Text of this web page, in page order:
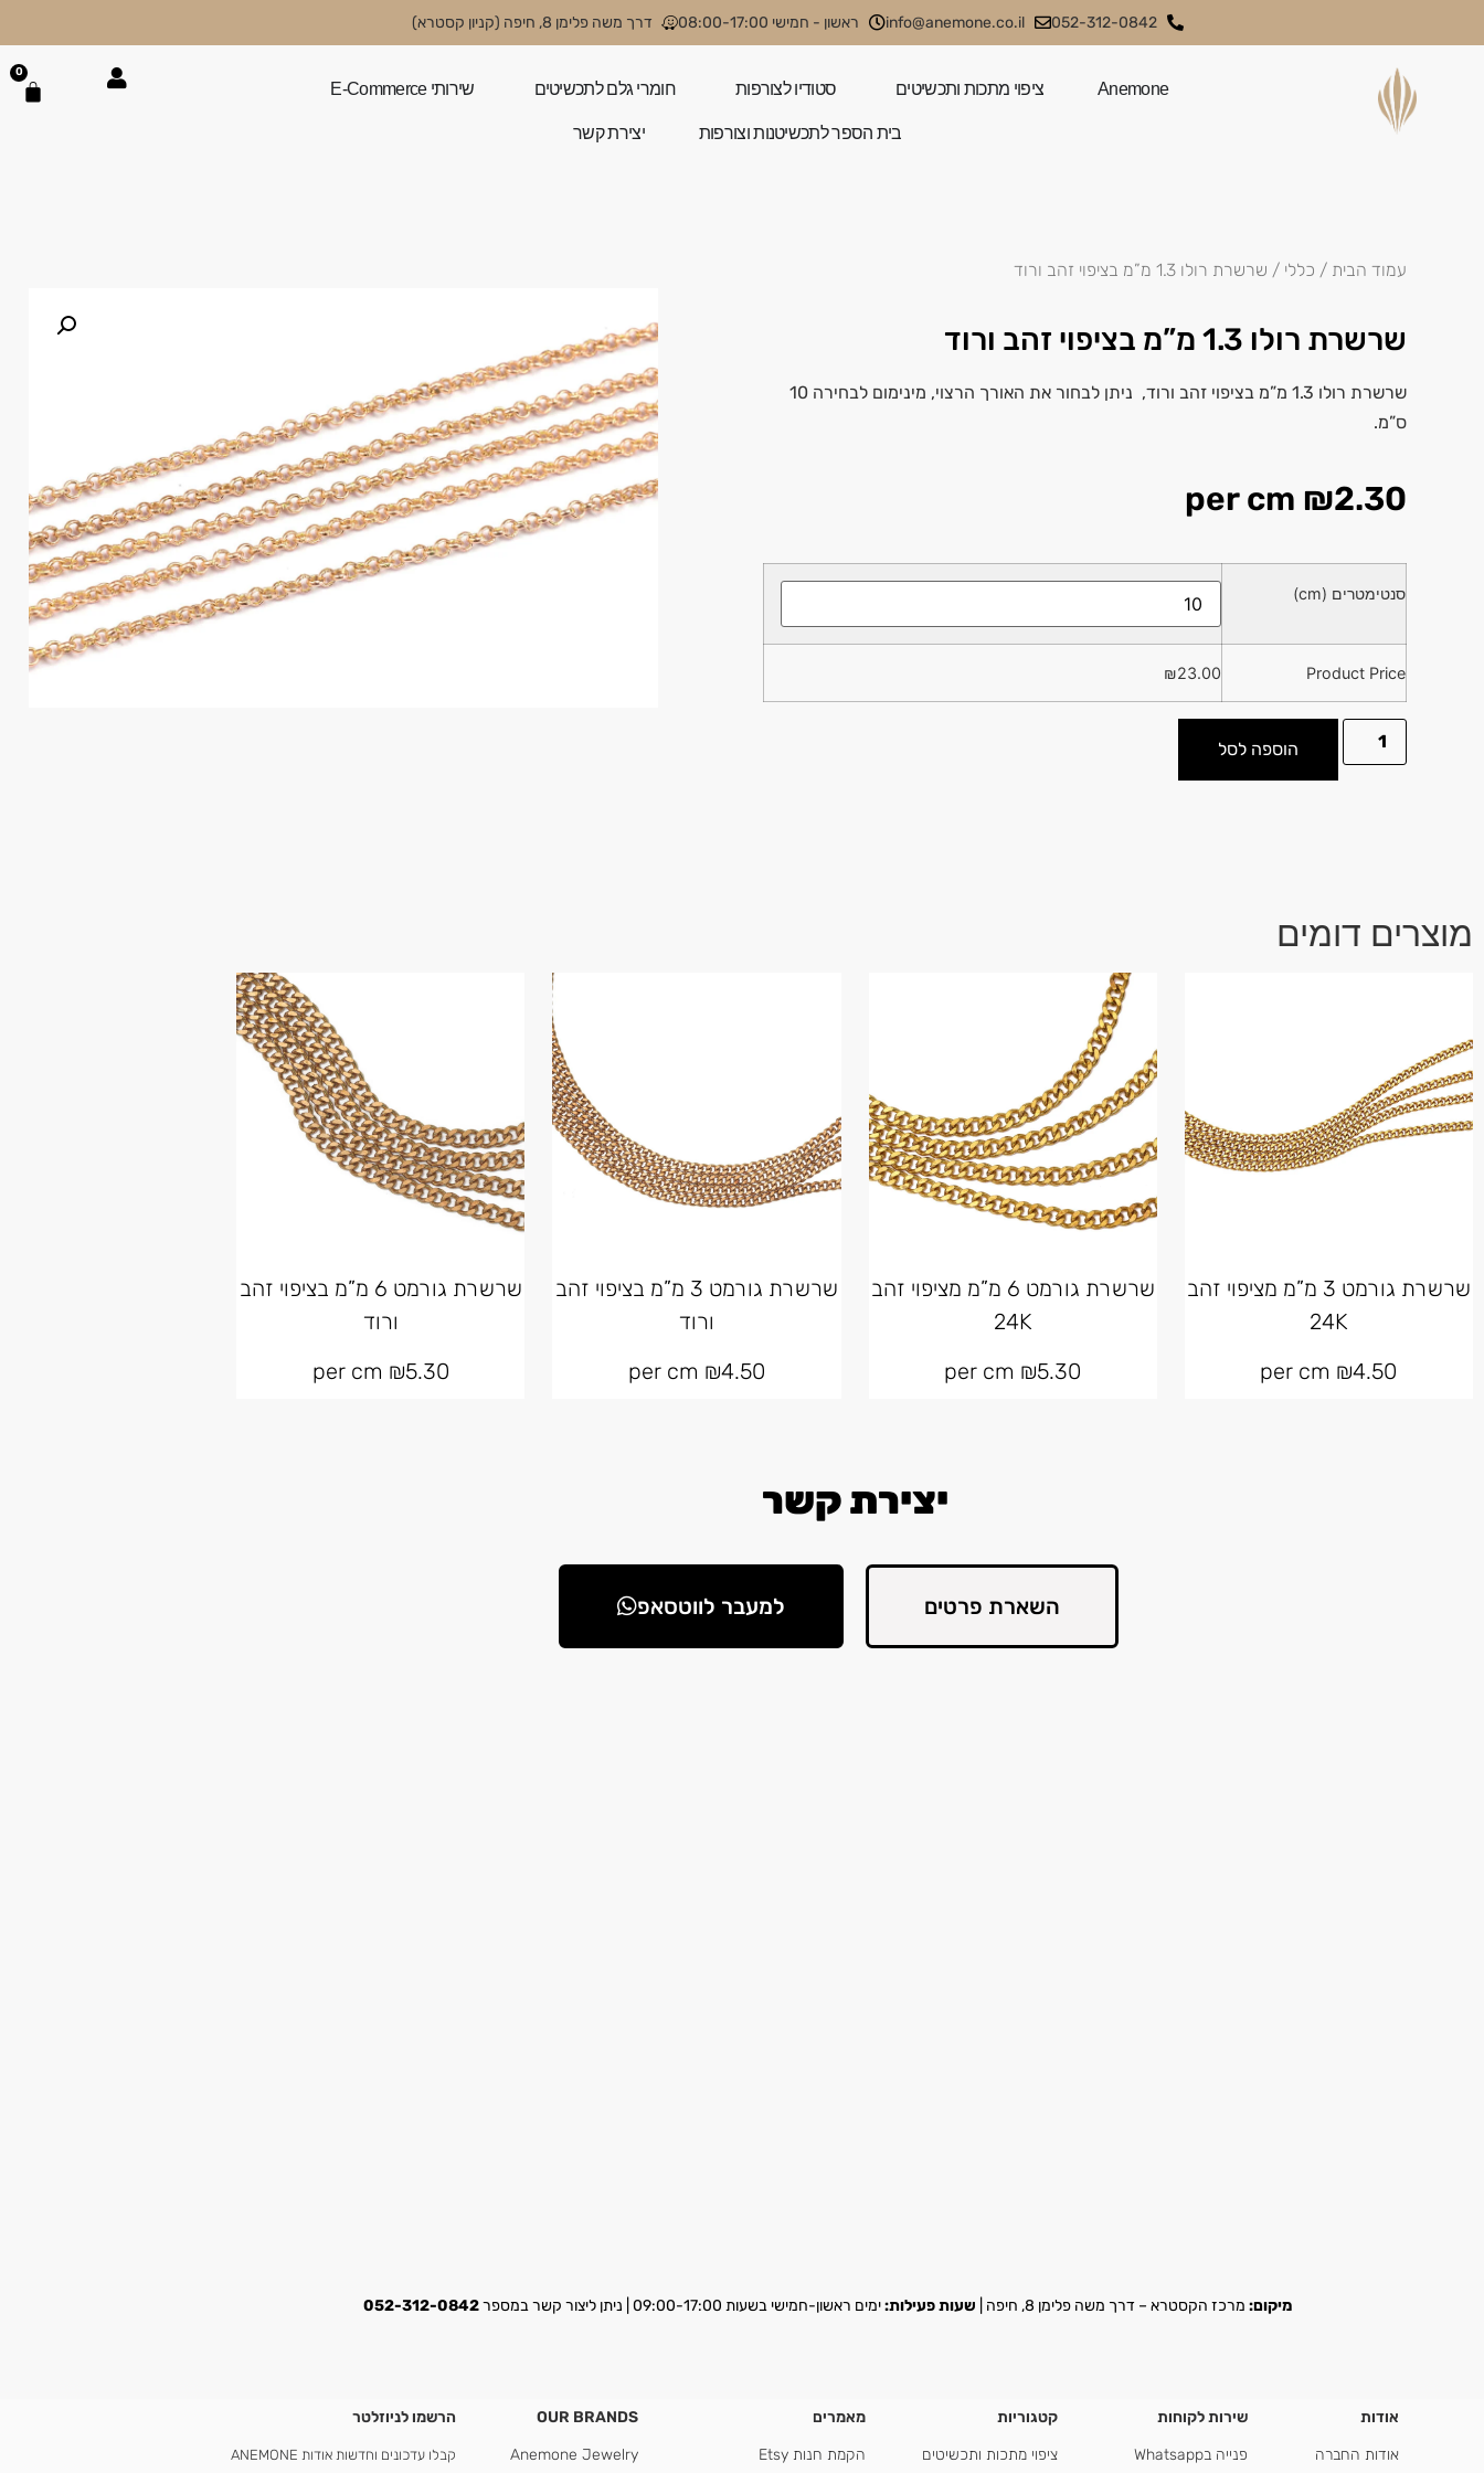
052-312-0842
info@anemone.co.il ראשון - חמישי 08:00-17:00 דרך משה פלימן 8, חיפה (קניון קסטרא)
Anemone ציפוי מתכות ותכשיטים סטודיו לצורפות חומרי גלם לתכשיטים שירותי E-Commerce
בית הספר לתכשיטנות וצורפות יצירת קשר
0
עמוד הבית / כללי / שרשרת רולו 1.3 מ”מ בציפוי זהב ורוד
שרשרת רולו 1.3 מ”מ בציפוי זהב ורוד
שרשרת רולו 1.3 מ”מ בציפוי זהב ורוד, ניתן לבחור את האורך הרצוי, מינימום לבחירה 10
ס”מ.
₪2.30
סנטימטרים (cm)
Product Price
₪23.00
הוספה לסל
מוצרים דומים
שרשרת גורמט 3 מ”מ מציפוי זהב
24K
₪4.50
שרשרת גורמט 6 מ”מ מציפוי זהב
24K
₪5.30
שרשרת גורמט 3 מ”מ בציפוי זהב
ורוד
₪4.50
שרשרת גורמט 6 מ”מ בציפוי זהב
ורוד
₪5.30
יצירת קשר
השארת פרטים למעבר לווטסאפ
מיקום: מרכז הקסטרא – דרך משה פלימן 8, חיפה | שעות פעילות:ימים ראשון-חמישי בשעות 09:00-17:00 | ניתן ליצור קשר במספר 052-312-0842
אודות
אודות החברה
שירות לקוחות
פנייה בWhatsapp
קטגוריות
ציפוי מתכות ותכשיטים
מאמרים
הקמת חנות Etsy
OUR BRANDS
Anemone Jewelry
הרשמו לניוזלטר
קבלו עדכונים וחדשות אודות ANEMONE